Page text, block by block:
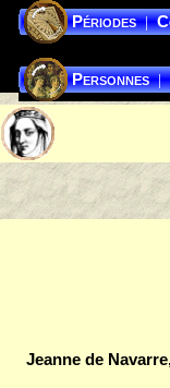
Périodes |
Personnes |
Jeanne de